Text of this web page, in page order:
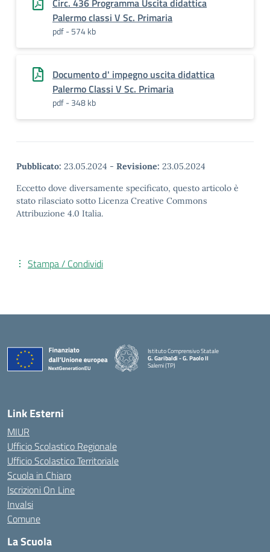
Circ. 436 Programma Uscita didattica
Palermo classi V Sc. Primaria
pdf - 574 kb
Documento d' impegno uscita didattica
Palermo Classi V Sc. Primaria
pdf - 348 kb
Pubblicato: 23.05.2024 - Revisione: 23.05.2024
Eccetto dove diversamente specificato, questo articolo è
stato rilasciato sotto Licenza Creative Commons
Attribuzione 4.0 Italia.
Stampa / Condividi
Istituto Comprensivo Statale
G. Garibaldi - G. Paolo II
Salemi (TP)
Link Esterni
MIUR
Ufficio Scolastico Regionale
Ufficio Scolastico Territoriale
Scuola in Chiaro
Iscrizioni On Line
Invalsi
Comune
La Scuola